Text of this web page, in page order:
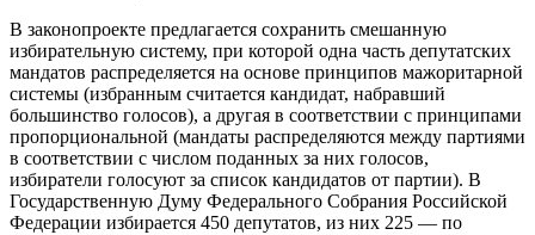
В законопроекте предлагается сохранить смешанную
избирательную систему, при которой одна часть депутатских
мандатов распределяется на основе принципов мажоритарной
системы (избранным считается кандидат, набравший
большинство голосов), а другая в соответствии с принципами
пропорциональной (мандаты распределяются между партиями
в соответствии с числом поданных за них голосов,
избиратели голосуют за список кандидатов от партии). В
Государственную Думу Федерального Собрания Российской
Федерации избирается 450 депутатов, из них 225 — по